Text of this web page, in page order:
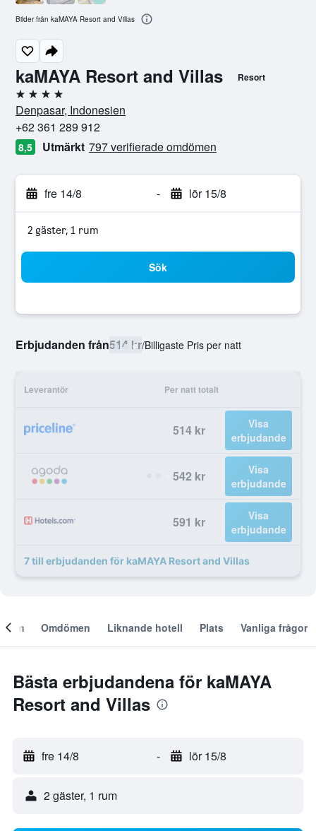
kaMAYA Resort and Villas Resort
4 stjärnor
Denpasar, Indonesien
+62 361 289 912
8,5 Utmärkt 797 verifierade omdömen
fre 14/8 - lör 15/8
2 gäster, 1 rum
Sök
Erbjudanden från514 kr/Billigaste Pris per natt
Leverantör Per natt totalt
514 kr
Visa
erbjudande
542 kr
Visa
erbjudande
591 kr
Visa
erbjudande
7 till erbjudanden för kaMAYA Resort and Villas
Bilder från kaMAYA Resort and Villas
Om Omdömen Liknande hotell Plats Vanliga frågor
Bästa erbjudandena för kaMAYA
Resort and Villas
fre 14/8 - lör 15/8
2 gäster, 1 rum